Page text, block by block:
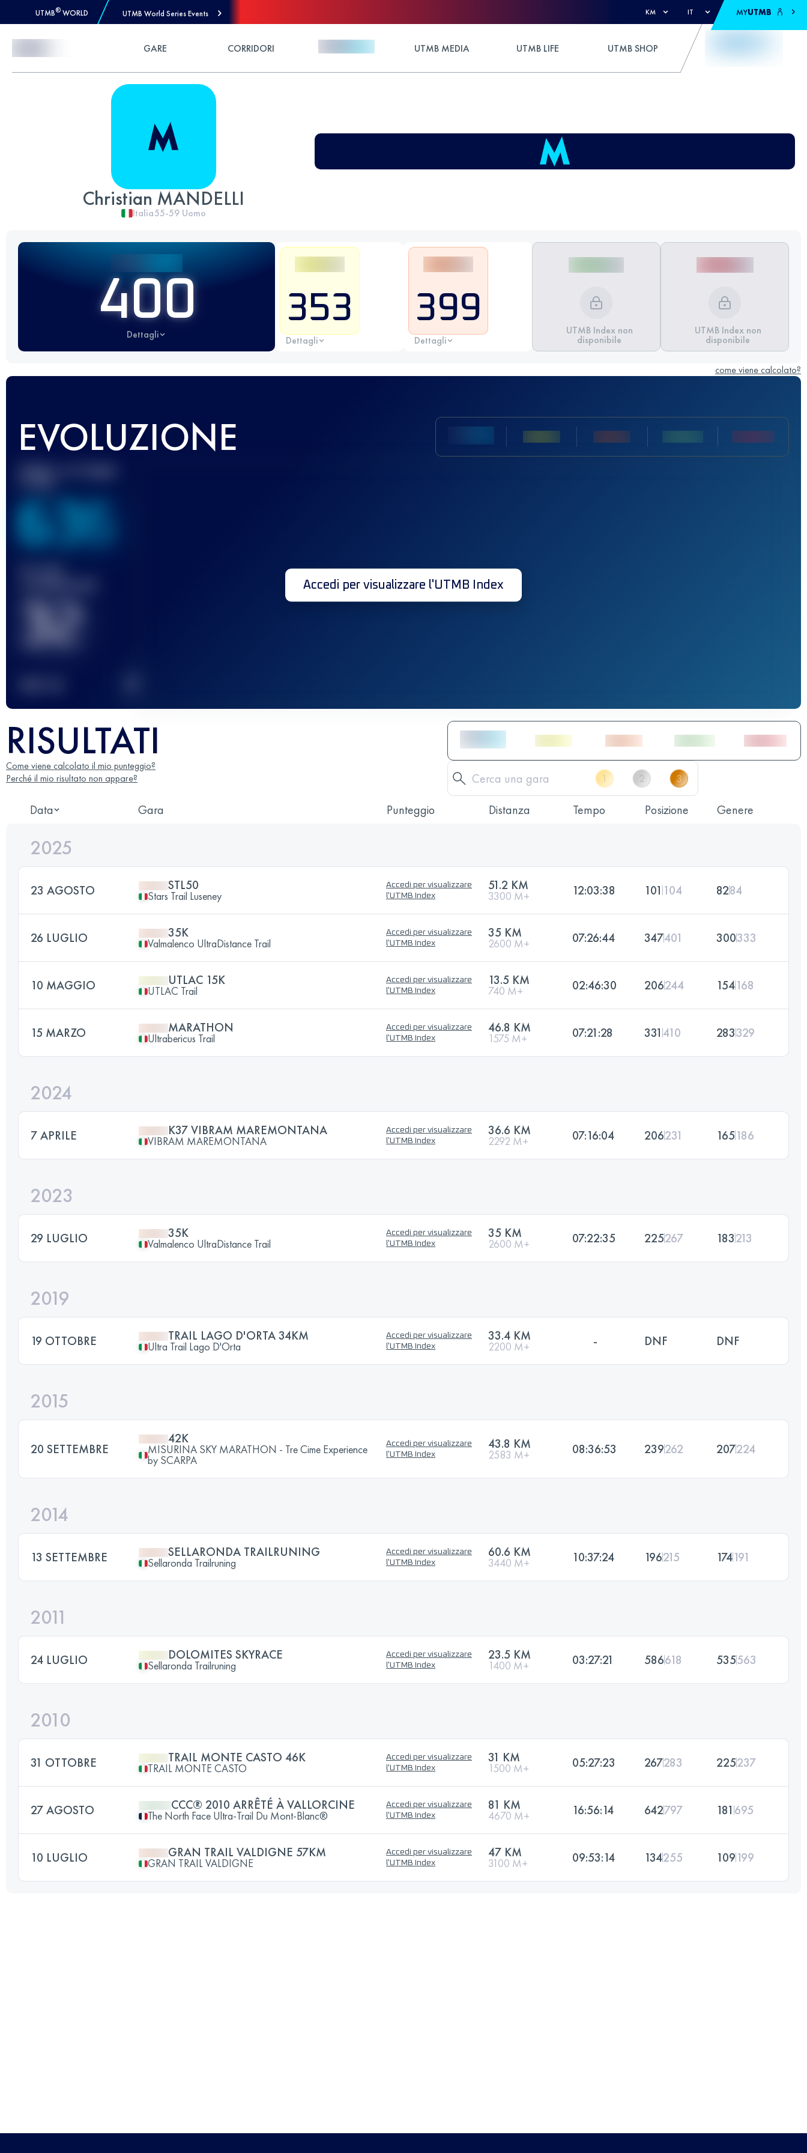
UTMB® WORLD UTMB World Series Events KM IT MYUTMB
GARE CORRIDORI UTMB MEDIA UTMB LIFE UTMB SHOP
Christian MANDELLI
Italia55-59 Uomo
400
Dettagli
353
Dettagli
399
Dettagli
UTMB Index non
disponibile
UTMB Index non
disponibile
come viene calcolato?
EVOLUZIONE
Miglior punteggio
636
Gara(e)
32
Accedi per visualizzare l'UTMB Index
RISULTATI
Come viene calcolato il mio punteggio?
Perché il mio risultato non appare?
Data Gara Punteggio Distanza Tempo Posizione Genere
2025
23 AGOSTO STL50
Stars Trail Luseney
Accedi per visualizzare
l'UTMB Index
51.2 KM
3300 M+ 12:03:38 101 104 8284
26 LUGLIO 35K
Valmalenco UltraDistance Trail
Accedi per visualizzare
l'UTMB Index
35 KM
2600 M+ 07:26:44 347401 300333
10 MAGGIO UTLAC 15K
UTLAC Trail
Accedi per visualizzare
l'UTMB Index
13.5 KM
740 M+ 02:46:30 206244 154168
15 MARZO MARATHON
Ultrabericus Trail
Accedi per visualizzare
l'UTMB Index
46.8 KM
1575 M+ 07:21:28 331 410 283329
2024
7 APRILE K37 VIBRAM MAREMONTANA
VIBRAM MAREMONTANA
Accedi per visualizzare
l'UTMB Index
36.6 KM
2292 M+ 07:16:04 206231 165186
2023
29 LUGLIO 35K
Valmalenco UltraDistance Trail
Accedi per visualizzare
l'UTMB Index
35 KM
2600 M+ 07:22:35 225267 183213
2019
19 OTTOBRE TRAIL LAGO D'ORTA 34KM
Ultra Trail Lago D'Orta
Accedi per visualizzare
l'UTMB Index
33.4 KM
2200 M+ - DNF DNF
2015
20 SETTEMBRE
42K
MISURINA SKY MARATHON - Tre Cime Experience
by SCARPA
Accedi per visualizzare
l'UTMB Index
43.8 KM
2583 M+ 08:36:53 239262 207224
2014
13 SETTEMBRE SELLARONDA TRAILRUNING
Sellaronda Trailruning
Accedi per visualizzare
l'UTMB Index
60.6 KM
3440 M+ 10:37:24 196215 174191
2011
24 LUGLIO DOLOMITES SKYRACE
Sellaronda Trailruning
Accedi per visualizzare
l'UTMB Index
23.5 KM
1400 M+ 03:27:21 586618 535563
2010
31 OTTOBRE TRAIL MONTE CASTO 46K
TRAIL MONTE CASTO
Accedi per visualizzare
l'UTMB Index
31 KM
1500 M+ 05:27:23 267283 225237
27 AGOSTO CCC® 2010 ARRÊTÉ À VALLORCINE
The North Face Ultra-Trail Du Mont-Blanc®
Accedi per visualizzare
l'UTMB Index
81 KM
4670 M+ 16:56:14 642797 181 695
10 LUGLIO GRAN TRAIL VALDIGNE 57KM
GRAN TRAIL VALDIGNE
Accedi per visualizzare
l'UTMB Index
47 KM
3100 M+ 09:53:14 134255 109199